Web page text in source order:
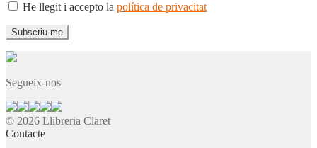
He llegit i accepto la política de privacitat
Segueix-nos
© 2026 Llibreria Claret
Contacte